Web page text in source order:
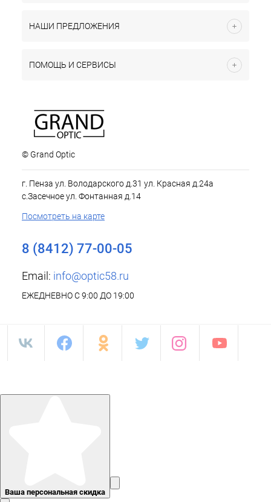
НАШИ ПРЕДЛОЖЕНИЯ
ПОМОЩЬ И СЕРВИСЫ
© Grand Optic
г. Пенза ул. Володарского д.31 ул. Красная д.24а
с.Засечное ул. Фонтанная д.14
Посмотреть на карте
8 (8412) 77-00-05
Email: info@optic58.ru
ЕЖЕДНЕВНО С 9:00 ДО 19:00
Ваша персональная скидка